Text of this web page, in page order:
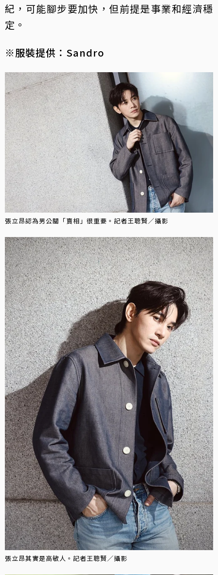
紀，可能腳步要加快，但前提是事業和經濟穩
定。
※服裝提供：Sandro
張立昂認為男公關「賣相」很重要。記者王聰賢／攝影
張立昂其實是高敏人。記者王聰賢／攝影